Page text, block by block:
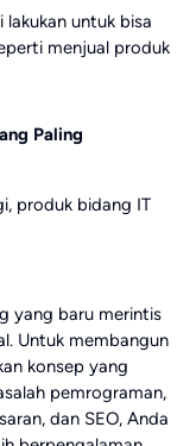
untuk bisa
menjual produk
Paling
produk bidang IT
yang baru merintis
Untuk membangun
konsep yang
pemrograman,
dan SEO, Anda